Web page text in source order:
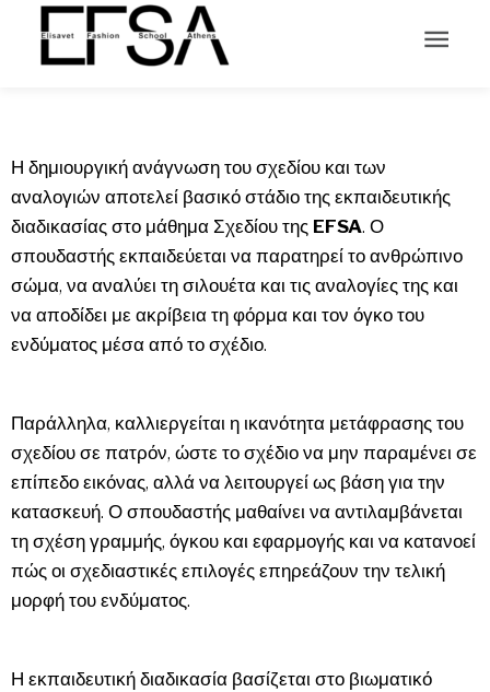
Η δημιουργική ανάγνωση του σχεδίου και των
αναλογιών αποτελεί βασικό στάδιο της εκπαιδευτικής
διαδικασίας στο μάθημα Σχεδίου της EFSA. Ο
σπουδαστής εκπαιδεύεται να παρατηρεί το ανθρώπινο
σώμα, να αναλύει τη σιλουέτα και τις αναλογίες της και
να αποδίδει με ακρίβεια τη φόρμα και τον όγκο του
ενδύματος μέσα από το σχέδιο.
Παράλληλα, καλλιεργείται η ικανότητα μετάφρασης του
σχεδίου σε πατρόν, ώστε το σχέδιο να μην παραμένει σε
επίπεδο εικόνας, αλλά να λειτουργεί ως βάση για την
κατασκευή. Ο σπουδαστής μαθαίνει να αντιλαμβάνεται
τη σχέση γραμμής, όγκου και εφαρμογής και να κατανοεί
πώς οι σχεδιαστικές επιλογές επηρεάζουν την τελική
μορφή του ενδύματος.
Η εκπαιδευτική διαδικασία βασίζεται στο βιωματικό